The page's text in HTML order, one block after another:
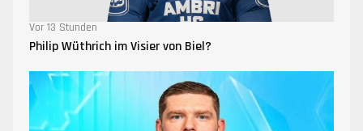
Vor 13 Stunden
Philip Wüthrich im Visier von Biel?